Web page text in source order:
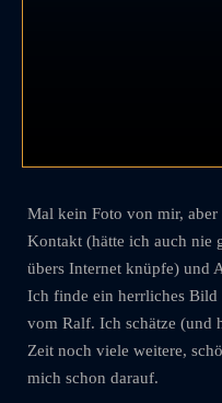
Mal kein Foto von mir,
Kontakt (hätte ich auch nie
übers Internet knüpfe) und
Ich finde ein herrliches
vom Ralf. Ich schätze (und
Zeit noch viele weitere,
mich schon darauf.